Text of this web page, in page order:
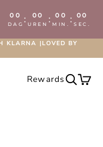
00
DAG : 00
UREN : 00
MIN. : 00
SEC.
KLARNA |LOVED BY
RewardsZoeken